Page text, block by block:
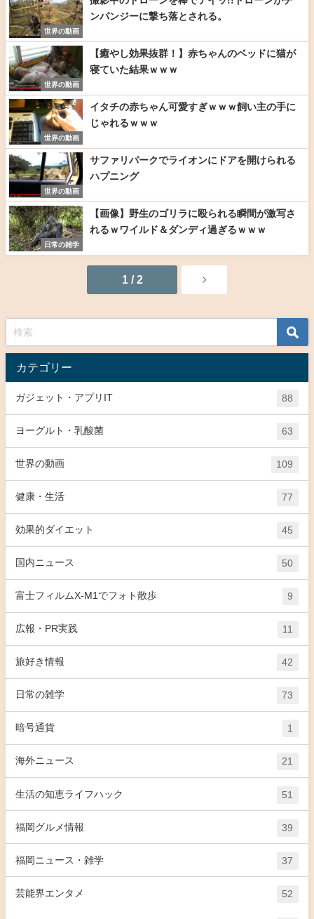
世界の動画
ンパンジーに撃ち落とされる。
世界の動画
【癒やし効果抜群！】赤ちゃんのベッドに猫が
寝ていた結果ｗｗｗ
世界の動画
イタチの赤ちゃん可愛すぎｗｗｗ飼い主の手に
じゃれるｗｗｗ
世界の動画
サファリパークでライオンにドアを開けられる
ハプニング
日常の雑学
【画像】野生のゴリラに殴られる瞬間が激写さ
れるｗワイルド＆ダンディ過ぎるｗｗｗ
1 / 2
カテゴリー
ガジェット・アプリIT 88
ヨーグルト・乳酸菌 63
世界の動画 109
健康・生活 77
効果的ダイエット 45
国内ニュース 50
富士フィルムX-M1でフォト散歩 9
広報・PR実践 11
旅好き情報 42
日常の雑学 73
暗号通貨 1
海外ニュース 21
生活の知恵ライフハック 51
福岡グルメ情報 39
福岡ニュース・雑学 37
芸能界エンタメ 52